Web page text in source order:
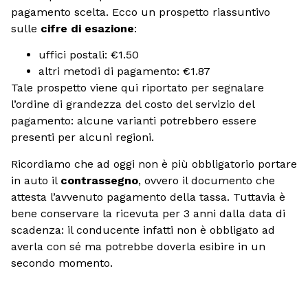
pagamento scelta. Ecco un prospetto riassuntivo
sulle cifre di esazione:
uffici postali: €1.50
altri metodi di pagamento: €1.87
Tale prospetto viene qui riportato per segnalare
l’ordine di grandezza del costo del servizio del
pagamento: alcune varianti potrebbero essere
presenti per alcuni regioni.
Ricordiamo che ad oggi non è più obbligatorio portare
in auto il contrassegno, ovvero il documento che
attesta l’avvenuto pagamento della tassa. Tuttavia è
bene conservare la ricevuta per 3 anni dalla data di
scadenza: il conducente infatti non è obbligato ad
averla con sé ma potrebbe doverla esibire in un
secondo momento.